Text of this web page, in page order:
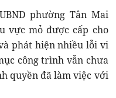
phường Tân Mai
vực mỏ được cấp cho
phát hiện nhiều lỗi vi
công trình vẫn chưa
quyền đã làm việc với